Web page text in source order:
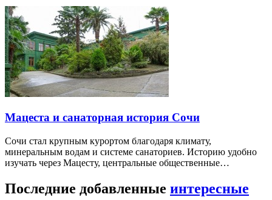
Мацеста и санаторная история Сочи
Сочи стал крупным курортом благодаря климату,
минеральным водам и системе санаториев. Историю удобно
изучать через Мацесту, центральные общественные…
Последние добавленные интересные